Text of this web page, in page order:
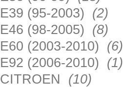
E39 (95-2003) (2)
E46 (98-2005) (8)
E60 (2003-2010) (6)
E92 (2006-2010) (1)
CITROEN (10)